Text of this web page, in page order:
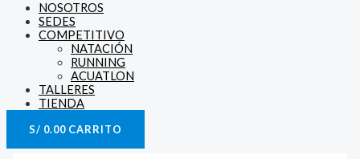
NOSOTROS
SEDES
COMPETITIVO
NATACIÓN
RUNNING
ACUATLON
TALLERES
TIENDA
S/ 0.00 CARRITO